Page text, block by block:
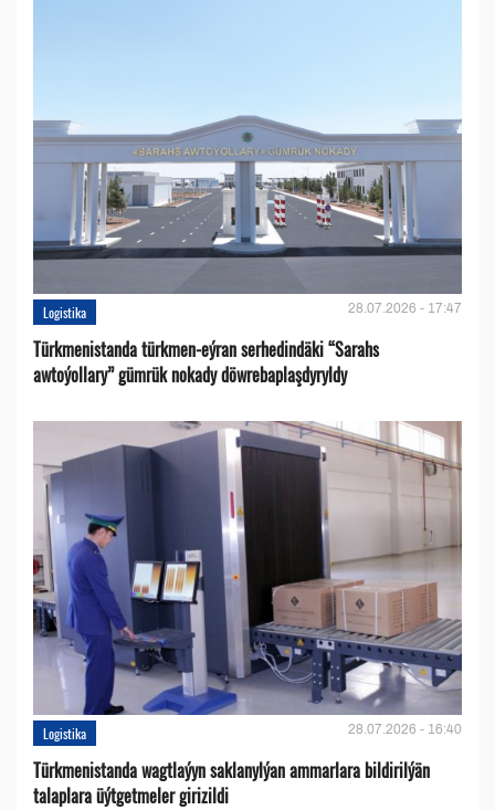
Logistika 28.07.2026 - 17:47
Türkmenistanda türkmen-eýran serhedindäki “Sarahs
awtoýollary” gümrük nokady döwrebaplaşdyryldy
Logistika 28.07.2026 - 16:40
Türkmenistanda wagtlaýyn saklanylýan ammarlara bildirilýän
talaplara üýtgetmeler girizildi